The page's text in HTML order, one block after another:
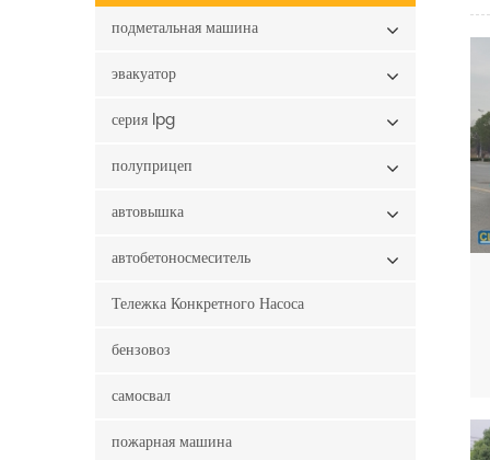
подметальная машина
эвакуатор
серия lpg
полуприцеп
автовышка
автобетоносмеситель
Тележка Конкретного Насоса
бензовоз
самосвал
пожарная машина